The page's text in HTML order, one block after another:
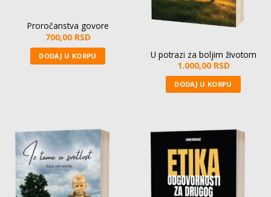
Proročanstva govore
700,00 RSD
DODAJ U KORPU
U potrazi za boljim životom
1.000,00 RSD
DODAJ U KORPU